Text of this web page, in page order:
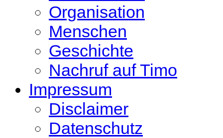
Organisation
Menschen
Geschichte
Nachruf auf Timo
Impressum
Disclaimer
Datenschutz